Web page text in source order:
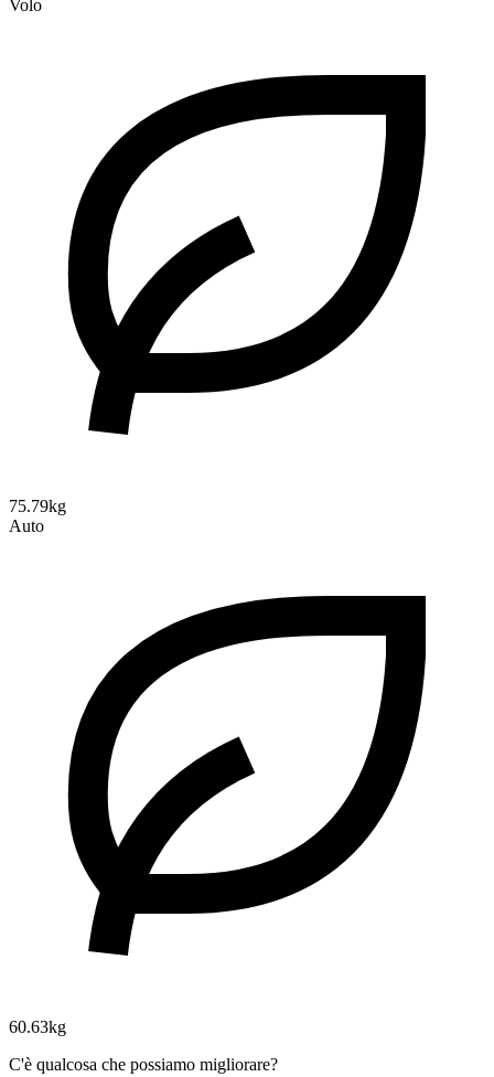
Volo
75.79kg
Auto
60.63kg
C'è qualcosa che possiamo migliorare?